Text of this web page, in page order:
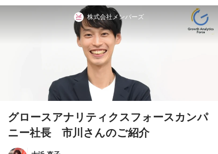
株式会社メンバーズ
グロースアナリティクスフォースカンパ
ニー社長 市川さんのご紹介